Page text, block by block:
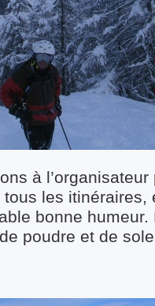
à
les itinéraires,
bonne
poudre et de